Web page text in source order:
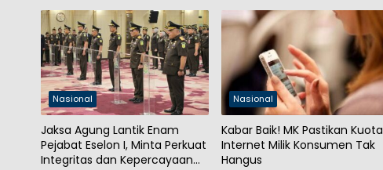
Nasional
Jaksa Agung Lantik Enam
Pejabat Eselon I, Minta Perkuat
Integritas dan Kepercayaan
Nasional
Kabar Baik! MK Pastikan Kuota
Internet Milik Konsumen Tak
Hangus